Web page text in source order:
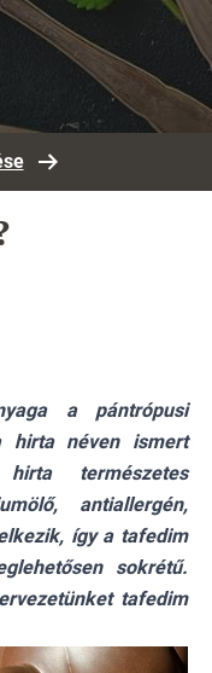
a pántrópusi
hirta néven ismert
természetes
antiallergén,
így a tafedim
sokrétű.
tafedim